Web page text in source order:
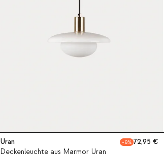
Uran 8
72,95
Deckenleuchte aus Marmor Uran